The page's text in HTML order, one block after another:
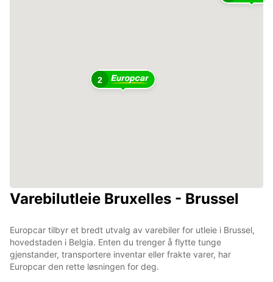
2
Varebilutleie Bruxelles - Brussel
Europcar tilbyr et bredt utvalg av varebiler for utleie i Brussel,
hovedstaden i Belgia. Enten du trenger å flytte tunge
gjenstander, transportere inventar eller frakte varer, har
Europcar den rette løsningen for deg.